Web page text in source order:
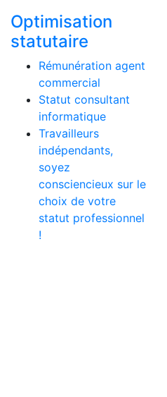
Optimisation
statutaire
Rémunération agent
commercial
Statut consultant
informatique
Travailleurs
indépendants,
soyez
consciencieux sur le
choix de votre
statut professionnel
!